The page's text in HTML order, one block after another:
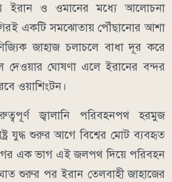
ইরান ও ওমানের মধ্যে আলোচনা
একটি সমঝোতায় পৌঁছানোর আশা
জাহাজ চলাচলে বাধা দূর করে
দেওয়ার ঘোষণা এলে ইরানের বন্দর
ওয়াশিংটন।
জ্বালানি পরিবহনপথ হরমুজ
যুদ্ধ শুরুর আগে বিশ্বের মোট ব্যবহৃত
এক ভাগ এই জলপথ দিয়ে পরিবহন
শুরুর পর ইরান তেলবাহী জাহাজের